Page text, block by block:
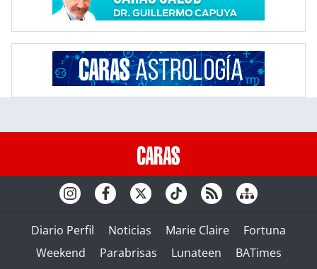
Diario Perfil Noticias Marie Claire
Fortuna
Weekend
Parabrisas Lunateen BATimes